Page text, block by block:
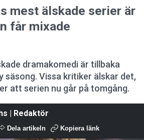
mest älskade serier är
får mixade
dramakomedi är tillbaka
säsong. Vissa kritiker älskar det,
att serien nu går på tomgång.
| Redaktör
Dela artikeln Kopiera länk